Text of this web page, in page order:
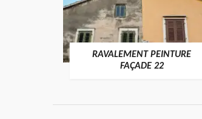
RAVALEMENT PEINTURE
FAÇADE 22